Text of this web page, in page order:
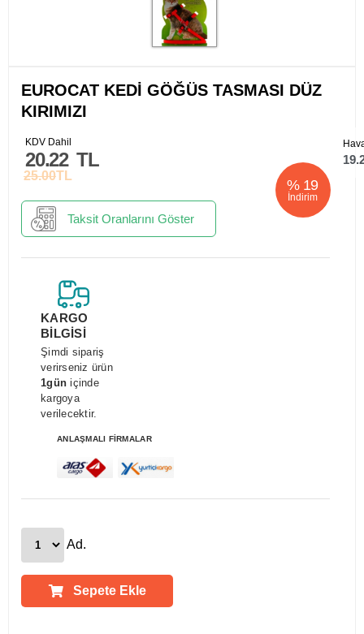
EUROCAT KEDİ GÖĞÜS TASMASI DÜZ
KIRIMIZI
% 19
İndirim
25.00TL
20.22 TL
KDV Dahil
Taksit Oranlarını Göster
KARGO
BİLGİSİ
Şimdi sipariş
verirseniz ürün
1gün içinde
kargoya
verilecektir.
ANLAŞMALI FİRMALAR
Ad.
Sepete Ekle